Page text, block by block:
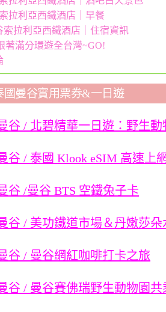
拉利亞西鐵酒店｜早餐
索拉利亞西鐵酒店｜住宿資訊
著滿分環遊全台灣~GO!
國曼谷實用票券&一日遊
谷 / 北碧精華一日遊：野生動
谷 / 泰國 Klook eSIM 高速上
谷 /曼谷 BTS 空鐵兔子卡
谷 / 美功鐵道市場＆丹嫩莎
谷 / 曼谷網紅咖啡打卡之旅
谷 / 曼谷賽佛瑞野生動物園